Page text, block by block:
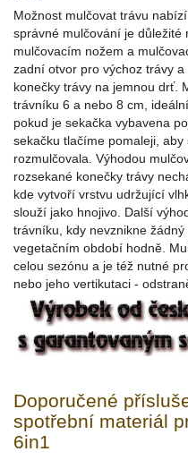
Možnost mulčovat trávu
správné mulčování je důležité
mulčovacím nožem a
zadní otvor pro výchoz trávy
konečky trávy na jemnou drť.
trávníku 6 a nebo 8 cm,
pokud je sekačka vybavena
sekačku tlačíme pomaleji,
rozmulčovala. Výhodou
rozsekané konečky trávy
kde vytvoří vrstvu udržující
slouží jako hnojivo. Další
trávníku, kdy nevznikne
vegetačním období hodně.
celou sezónu a je též nutné
nebo jeho vertikutaci -
Doporučené
spotřební materiál
6in1